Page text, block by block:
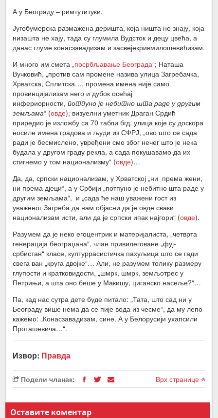
А у Београду – римтутитуки.
Југобумерска размажена деришта, која ништа не знају, која
низашта не хају, тада су глумила Вудсток и децу цвећа, а
данас глуме конасзавадизам и засвејекривмилошевићизам.
И много им смета„посрбљавање Београда“; Наташа
Вучковић, „против сам промене назива улица Загребачка,
Хрватска, Сплитска…, промена имена није само
провинцијализам него и дубок осећај
инфериорности, потпуно је небитно шта раде у другим
земљама“ (овде); визуелни уметник Драган Срдић
приредио је изложбу са 70 табли бгд. улица које су доскора
носиле имена градова и људи из СФРЈ, „ово што се сада
ради је бесмислено, увређени смо због нечег што је нека
будала у другом граду рекла, а сада покушавамо да их
стигнемо у том национализму“ (овде)…
Да, да, српски национализам, у Хрватској „ни према жени,
ни према дјеци“, а у Србији „потпуно је небитно шта раде у
другим земљама“, и „сада ће наш уважени гост из
уваженог Загреба да нам објасни да је овде сваки
национализам исти, али да је српски ипак најгори“ (овде).
Разумем да је неко егоцентрик и материјалиста, „четврта
генерација београџана“, члан привилеговане „фуј-
србистан“ класе, културрасистичка пахуљица што се гади
свега ван „круга двојке“… Али, не разумем толику размеру
глупости и кратковидости, „шмрк, шмрк, земљотрес у
Петрињи, а шта оно беше у Макишу, циганско насеље?“…
Па, кад нас сутра дете буде питало: „Тата, што сад ни у
Београду више нема да се пије вода из чесме“, да му лепо
кажемо: „Конасзавадизам, сине. А у Белорусији ухапсили
Проташевича…“.
Извор: Правда
Подели чланак: Врх странице
Оставите коментар